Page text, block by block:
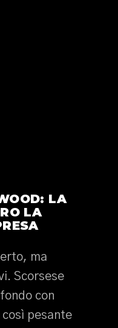
LA
LA
ma
Scorsese
con
così pesante